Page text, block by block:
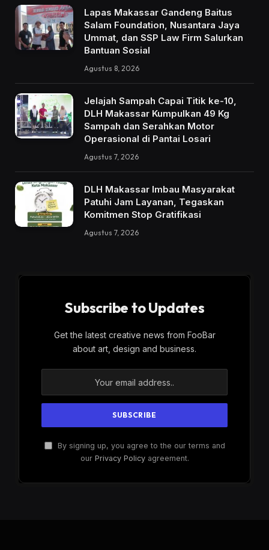
Lapas Makassar Gandeng Baitus
Salam Foundation, Nusantara Jaya
Ummat, dan SSP Law Firm Salurkan
Bantuan Sosial
Agustus 8, 2026
Jelajah Sampah Capai Titik ke-10,
DLH Makassar Kumpulkan 49 Kg
Sampah dan Serahkan Motor
Operasional di Pantai Losari
Agustus 7, 2026
DLH Makassar Imbau Masyarakat
Patuhi Jam Layanan, Tegaskan
Komitmen Stop Gratifikasi
Agustus 7, 2026
Subscribe to Updates
Get the latest creative news from FooBar
about art, design and business.
By signing up, you agree to the our terms and
our Privacy Policyagreement.